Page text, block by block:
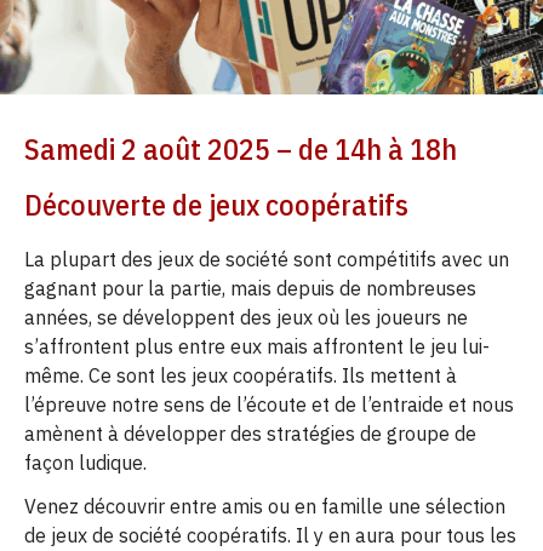
Samedi 2 août 2025 – de 14h à 18h
Découverte de jeux coopératifs
La plupart des jeux de société sont compétitifs avec un
gagnant pour la partie, mais depuis de nombreuses
années, se développent des jeux où les joueurs ne
s’affrontent plus entre eux mais affrontent le jeu lui-
même. Ce sont les jeux coopératifs. Ils mettent à
l’épreuve notre sens de l’écoute et de l’entraide et nous
amènent à développer des stratégies de groupe de
façon ludique.
Venez découvrir entre amis ou en famille une sélection
de jeux de société coopératifs. Il y en aura pour tous les